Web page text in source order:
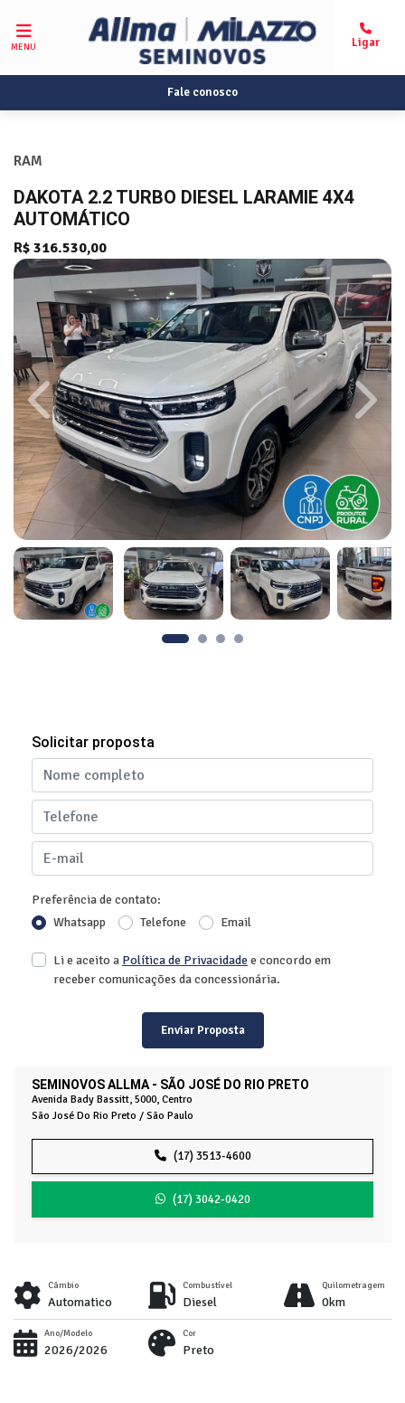
MENU
Fale conosco
RAM
DAKOTA 2.2 TURBO DIESEL LARAMIE 4X4
AUTOMÁTICO
R$ 316.530,00
Previous Next
SEMINOVOS ALLMA - SÃO JOSÉ DO RIO PRETO
Avenida Bady Bassitt, 5000, Centro
São José Do Rio Preto / São Paulo
(17) 3513-4600
(17) 3042-0420
Solicitar proposta
Preferência de contato:
Whatsapp
Telefone Email
Li e aceito a Política de Privacidadee concordo em
receber comunicações da concessionária.
Enviar Proposta
Câmbio
Automatico
Combustível
Diesel
Quilometragem
0km
Ano/Modelo
2026/2026
Cor
Preto